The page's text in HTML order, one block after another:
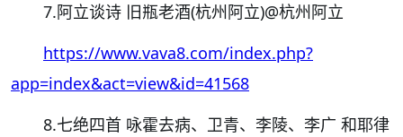
7.阿立谈诗 旧瓶老酒(杭州阿立)@杭州阿立
https://www.vava8.com/index.php?
app=index&act=view&id=41568
8.七绝四首 咏霍去病、卫青、李陵、李广 和耶律